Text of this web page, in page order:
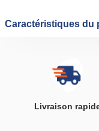
Caractéristiques du
Livraison